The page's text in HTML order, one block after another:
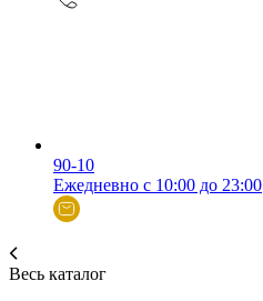
90-10
Ежедневно с 10:00 до 23:00
Весь каталог